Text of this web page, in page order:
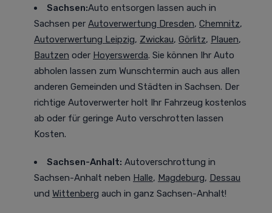
Sachsen:Auto entsorgen lassen auch in
Sachsen per Autoverwertung Dresden, Chemnitz,
Autoverwertung Leipzig, Zwickau, Görlitz, Plauen,
Bautzen oder Hoyerswerda. Sie können Ihr Auto
abholen lassen zum Wunschtermin auch aus allen
anderen Gemeinden und Städten in Sachsen. Der
richtige Autoverwerter holt Ihr Fahrzeug kostenlos
ab oder für geringe Auto verschrotten lassen
Kosten.
Sachsen-Anhalt: Autoverschrottung in
Sachsen-Anhalt neben Halle, Magdeburg, Dessau
und Wittenberg auch in ganz Sachsen-Anhalt!